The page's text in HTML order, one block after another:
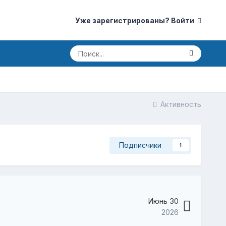
Уже зарегистрированы? Войти
Активность
Подписчики 1
Июнь 30
2026